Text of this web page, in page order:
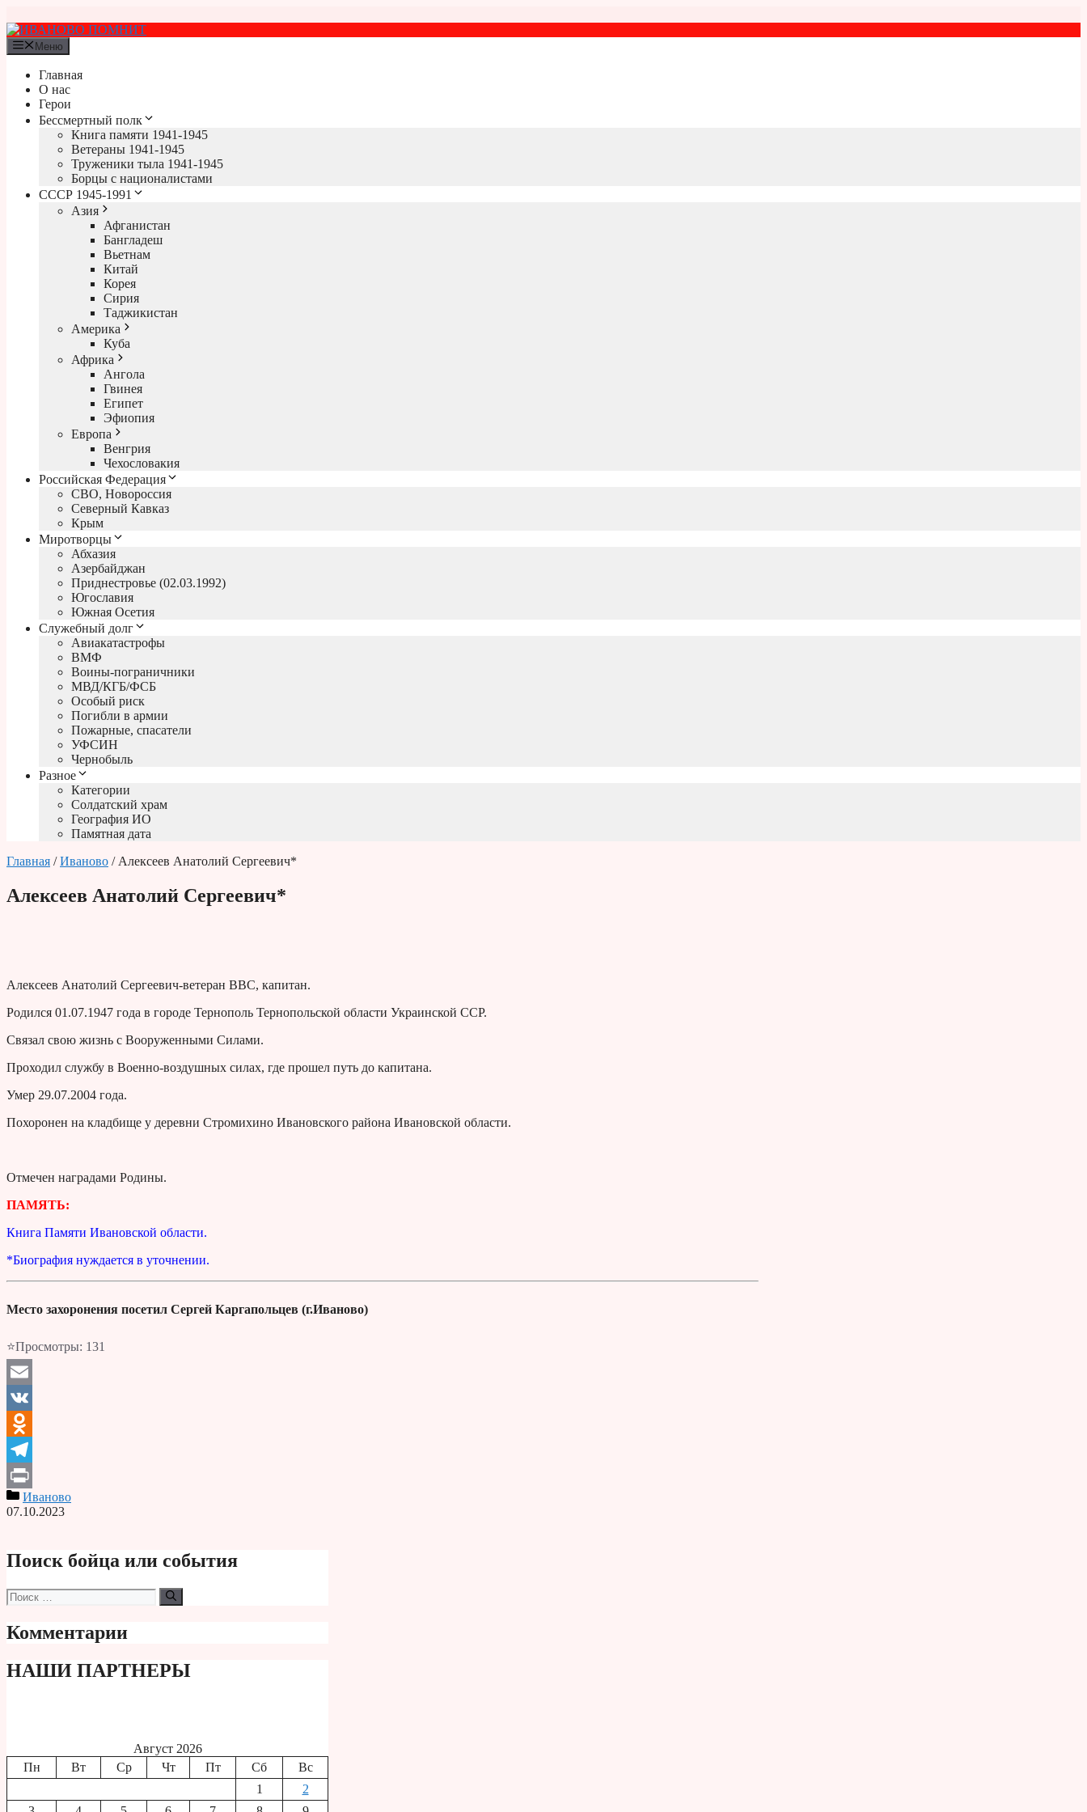
к
содержимому
Меню
Главная
О нас
Герои
Бессмертный полк
Книга памяти 1941-1945
Ветераны 1941-1945
Труженики тыла 1941-1945
Борцы с националистами
СССР 1945-1991
Азия
Афганистан
Бангладеш
Вьетнам
Китай
Корея
Сирия
Таджикистан
Америка
Куба
Африка
Ангола
Гвинея
Египет
Эфиопия
Европа
Венгрия
Чехословакия
Российская Федерация
СВО, Новороссия
Северный Кавказ
Крым
Миротворцы
Абхазия
Азербайджан
Приднестровье (02.03.1992)
Югославия
Южная Осетия
Служебный долг
Авиакатастрофы
ВМФ
Воины-пограничники
МВД/КГБ/ФСБ
Особый риск
Погибли в армии
Пожарные, спасатели
УФСИН
Чернобыль
Разное
Категории
Солдатский храм
География ИО
Памятная дата
Главная /Иваново / Алексеев Анатолий Сергеевич*
Алексеев Анатолий Сергеевич*
Алексеев Анатолий Сергеевич-ветеран ВВС, капитан.
Родился 01.07.1947 года в городе Тернополь Тернопольской области Украинской ССР.
Связал свою жизнь с Вооруженными Силами.
Проходил службу в Военно-воздушных силах, где прошел путь до капитана.
Умер 29.07.2004 года.
Похоронен на кладбище у деревни Стромихино Ивановского района Ивановской области.
Отмечен наградами Родины.
ПАМЯТЬ:
Книга Памяти Ивановской области.
*Биография нуждается в уточнении.
Место захоронения посетил Сергей Каргапольцев (г.Иваново)
⭐Просмотры: 131
Email
VK
Odnoklassniki
Telegram
PrintИваново
07.10.2023
Поиск бойца или события
Поиск:
Комментарии
НАШИ ПАРТНЕРЫ
Август 2026
Пн
Вт Ср Чт Пт Сб
Вс
1
2